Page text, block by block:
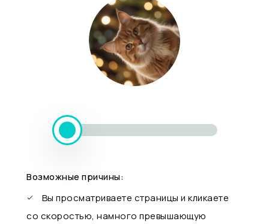
Возможные причины:
Вы просматриваете страницы и кликаете
со скоростью, намного превышающую